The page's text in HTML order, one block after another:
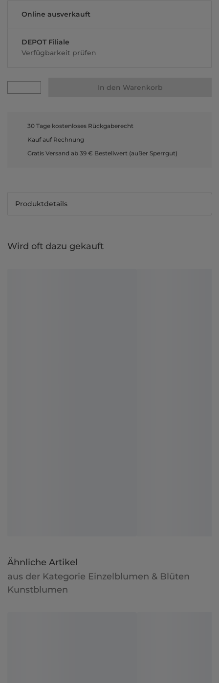
Online ausverkauft
DEPOT Filiale
Verfügbarkeit prüfen
In den Warenkorb
30 Tage kostenloses Rückgaberecht
Kauf auf Rechnung
Gratis Versand ab 39 € Bestellwert (außer Sperrgut)
Produktdetails
Wird oft dazu gekauft
Ähnliche Artikel
aus der Kategorie Einzelblumen & Blüten
Kunstblumen